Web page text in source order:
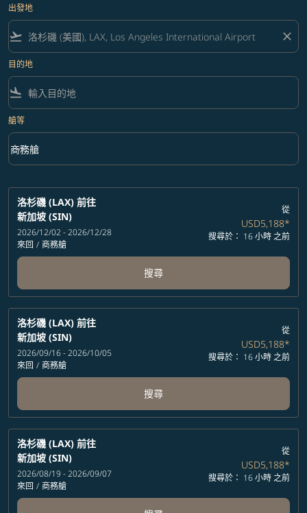
出發地
flight_takeoff close
目的地
flight_land
艙等
艙等 option 商務艙 Selected
商務艙
keyboard_arrow_down
洛杉磯 (LAX) 前往
新加坡 (SIN)
2026/12/02 - 2026/12/28
來回 / 商務艙
從
USD5,188*
搜尋於： 16 小時 之前
搜尋
洛杉磯 (LAX) 前往
新加坡 (SIN)
2026/09/16 - 2026/10/05
來回 / 商務艙
從
USD5,188*
搜尋於： 16 小時 之前
搜尋
洛杉磯 (LAX) 前往
新加坡 (SIN)
2026/08/19 - 2026/09/07
來回 / 商務艙
從
USD5,188*
搜尋於： 16 小時 之前